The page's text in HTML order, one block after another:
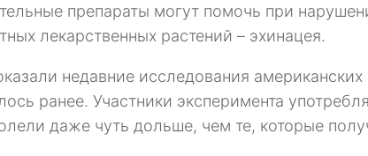
препараты могут помочь при
лекарственных растений – эхинацея.
недавние исследования
ранее. Участники эксперимента
даже чуть дольше, чем те, которые